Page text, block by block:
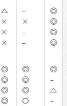
△
×
×
×
–
×
–
–
◎
◎
◎
◎
◎
◎
◎
◎
◎
◎
◎
〇
◎
–
△
–